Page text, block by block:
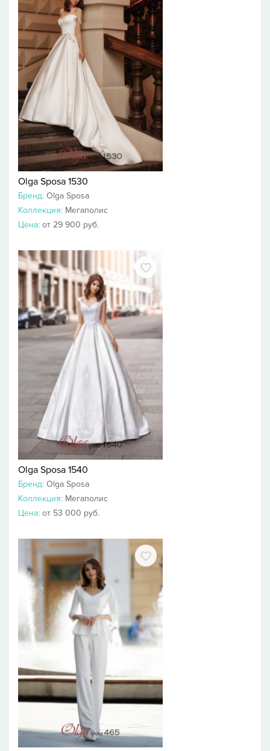
Olga Sposa 1530
Бренд: Olga Sposa
Коллекция: Мегаполис
Цена: от 29 900 руб.
Olga Sposa 1540
Бренд: Olga Sposa
Коллекция: Мегаполис
Цена: от 53 000 руб.